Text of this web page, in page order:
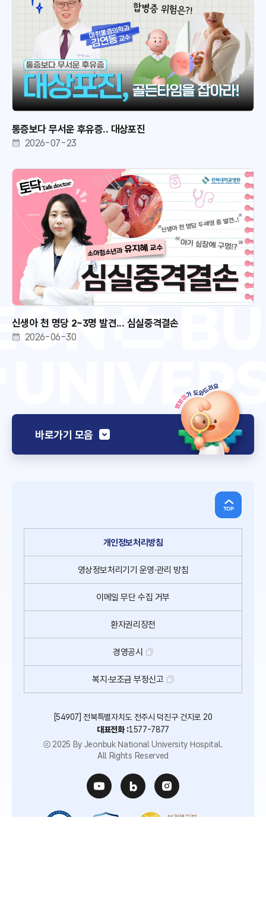
통증보다 무서운 후유증.. 대상포진
2026-07-23
신생아 천 명당 2~3명 발견... 심실중격결손
2026-06-30
바로가기 모음
개인정보처리방침
영상정보처리기기 운영·관리 방침
이메일 무단수집 거부
환자권리장전
경영공시
복지·보조금 부정신고
[54907] 전북특별자치도 전주시 덕진구 건지로 20
대표전화 :1577-7877
ⓒ 2025 By Jeonbuk National University Hospital.
All Rights Reserved